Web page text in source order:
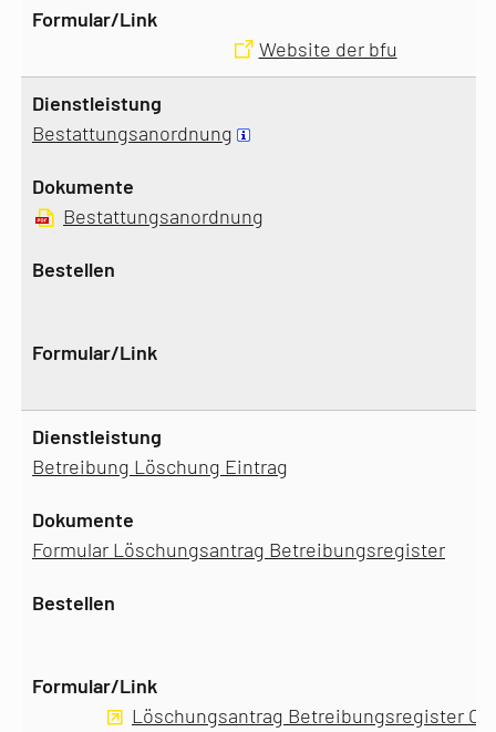
Website der bfu
Bestattungsanordnung
Bestattungsanordnung
Betreibung Löschung Eintrag
Formular Löschungsantrag Betreibungsregister
Löschungsantrag Betreibungsregister